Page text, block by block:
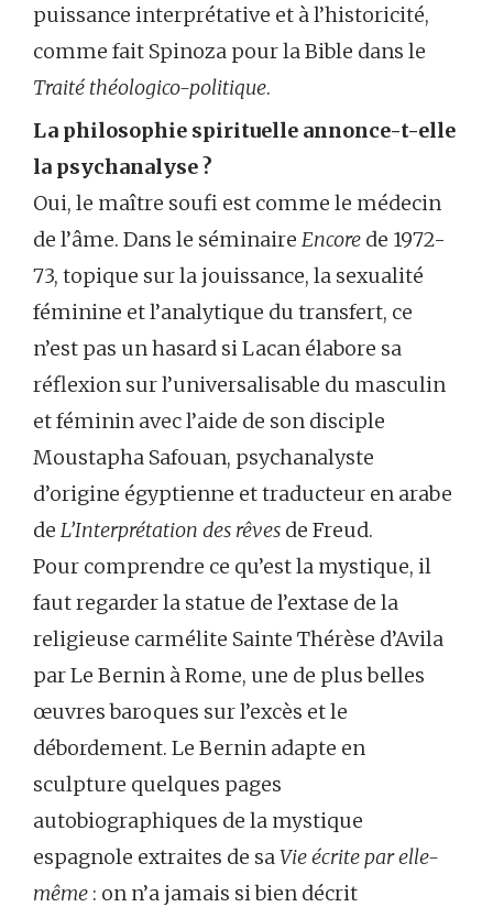
puissance interprétative et à l’historicité,
comme fait Spinoza pour la Bible dans le
Traité théologico-politique.
La philosophie spirituelle annonce-t-elle
la psychanalyse ?
Oui, le maître soufi est comme le médecin
de l’âme. Dans le séminaire Encore de 1972-
73, topique sur la jouissance, la sexualité
féminine et l’analytique du transfert, ce
n’est pas un hasard si Lacan élabore sa
réflexion sur l’universalisable du masculin
et féminin avec l’aide de son disciple
Moustapha Safouan, psychanalyste
d’origine égyptienne et traducteur en arabe
de L’Interprétation des rêves de Freud.
Pour comprendre ce qu’est la mystique, il
faut regarder la statue de l’extase de la
religieuse carmélite Sainte Thérèse d’Avila
par Le Bernin à Rome, une de plus belles
œuvres baroques sur l’excès et le
débordement. Le Bernin adapte en
sculpture quelques pages
autobiographiques de la mystique
espagnole extraites de saVie écrite par elle-
même : on n’a jamais si bien décrit